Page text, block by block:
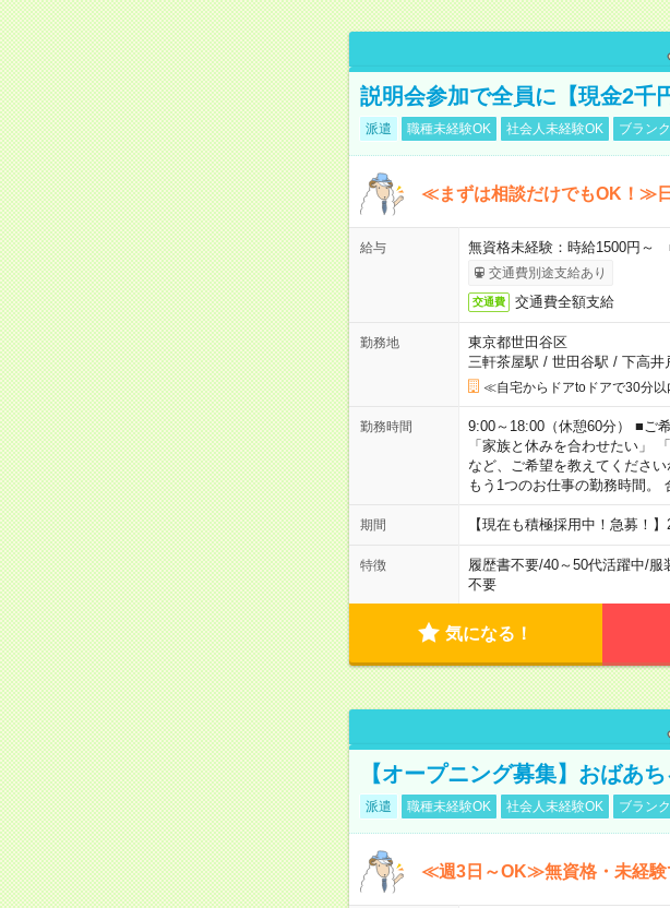
説明会参加で全員に【現金2千
派遣 職種未経験OK 社会人未経験OK ブラン
≪まずは相談だけでもOK！≫
給与 無資格未経験：時給1500円
交通費別途支給あり
交通費 交通費全額支給
勤務地
東京都世田谷区
三軒茶屋駅 / 世田谷駅 / 下高井
≪自宅からドアtoドアで30分以
勤務時間
9:00～18:00（休憩60分） ■ご
「家族と休みを合わせたい」
など、ご希望を教えてくださ
もう1つのお仕事の勤務時間。
期間 【現在も積極採用中！急募！
特徴 履歴書不要/40～50代活躍中/服
不要
気になる！
【オープニング募集】おばあ
派遣 職種未経験OK 社会人未経験OK ブラン
≪週3日～OK≫無資格・未経験